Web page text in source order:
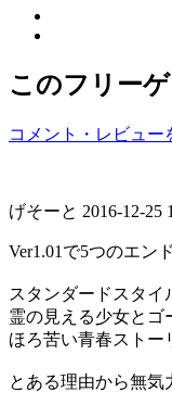
このフリー
コメント・レビュー
げそーと 2016-12-25
Ver1.01で5つのエン
スタンダードスタイ
霊の見える少女とゴ
ほろ苦い青春ストー
とある理由から無気